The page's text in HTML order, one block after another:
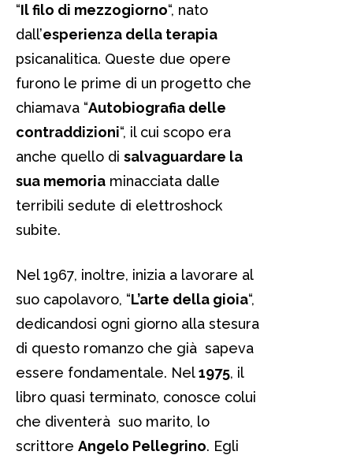
“Il filo di mezzogiorno“, nato
dall’esperienza della terapia
psicanalitica. Queste due opere
furono le prime di un progetto che
chiamava “Autobiografia delle
contraddizioni“, il cui scopo era
anche quello di salvaguardare la
sua memoria minacciata dalle
terribili sedute di elettroshock
subite.
Nel 1967, inoltre, inizia a lavorare al
suo capolavoro, “L’arte della gioia“,
dedicandosi ogni giorno alla stesura
di questo romanzo che già sapeva
essere fondamentale. Nel1975, il
libro quasi terminato, conosce colui
che diventerà suo marito, lo
scrittore Angelo Pellegrino. Egli